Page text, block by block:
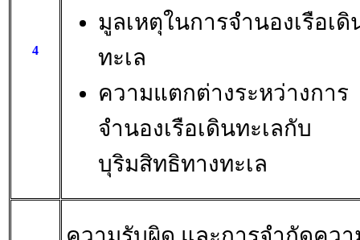
4
มูลเหตุในการจำนองเรือเดิ
ทะเล
ความแตกต่างระหว่างการ
จำนองเรือเดินทะเลกับ
บุริมสิทธิทางทะเล